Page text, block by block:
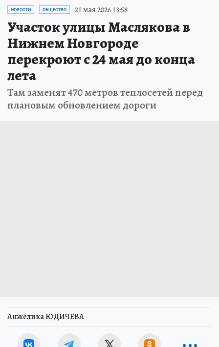
НОВОСТИ ОБЩЕСТВО 21 мая 2026 13:58
Участок улицы Маслякова в
Нижнем Новгороде
перекроют с 24 мая до конца
лета
Там заменят 470 метров теплосетей перед
плановым обновлением дороги
Анжелика ЮДИЧЕВА